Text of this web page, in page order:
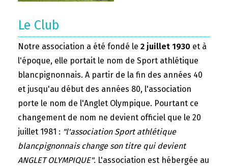
Le Club
Notre association a été fondé le 2 juillet 1930 et à
l'époque, elle portait le nom de Sport athlétique
blancpignonnais. A partir de la fin des années 40
et jusqu'au début des années 80, l'association
porte le nom de l'Anglet Olympique. Pourtant ce
changement de nom ne devient officiel que le 20
juillet 1981 : "l'association Sport athlétique
blancpignonnais change son titre qui devient
ANGLET OLYMPIQUE". L'association est hébergée au